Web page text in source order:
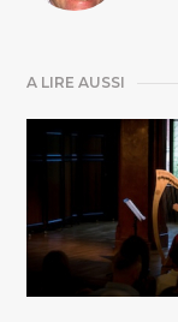
A LIRE AUSSI